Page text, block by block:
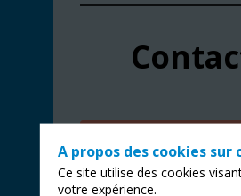
S’inscrire pour
A propos des cookies sur
Ce site utilise des cookies
votre expérience.